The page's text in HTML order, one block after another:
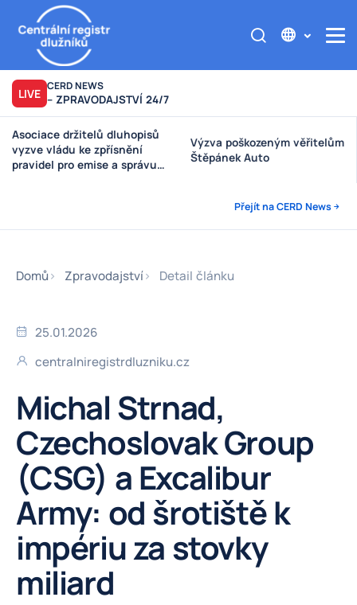
LIVE CERD NEWS
– ZPRAVODAJSTVÍ 24/7
Asociace držitelů dluhopisů
vyzve vládu ke zpřísnění
pravidel pro emise a správu
Výzva poškozeným věřitelům
Štěpánek Auto
Přejít na CERD News
Domů Zpravodajství Detail článku
25.01.2026
centralniregistrdluzniku.cz
Michal Strnad,
Czechoslovak Group
(CSG) a Excalibur
Army: od šrotiště k
impériu za stovky
miliard